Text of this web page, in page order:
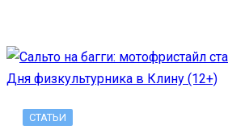
СТАТЬИ